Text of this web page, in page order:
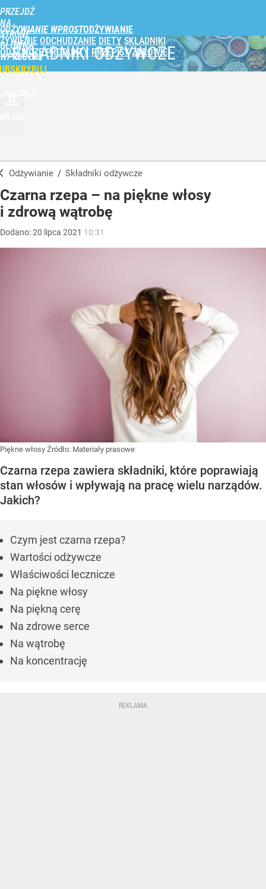
PRZEJDŹ
NA
STRONĘ
GŁÓWNĄ
WPROST.PL
ODŻYWIANIE WPROST
ŻYWIENIE ODCHUDZANIE DIETY SKŁADNIKI
ODŻYWCZE PRODUKTY PRZEPISY ZDROWIE
SKŁADNIKI ODŻYWCZE
Odżywianie / Składniki odżywcze
Czarna rzepa – na piękne włosy
i zdrową wątrobę
Dodano:20 lipca 2021 10:31
Piękne włosy Źródło: Materiały prasowe
Czarna rzepa zawiera składniki, które poprawiają
stan włosów i wpływają na pracę wielu narządów.
Jakich?
Czym jest czarna rzepa?
Wartości odżywcze
Właściwości lecznicze
Na piękne włosy
Na piękną cerę
Na zdrowe serce
Na wątrobę
Na koncentrację